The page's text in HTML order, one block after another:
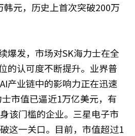
韩元，历史上首次突破200万
爆发，市场对SK海力士在全
的认可度不断提升。业界普
产业链中的影响力正在迅速
市值已逼近1万亿美元，有
该门槛的企业。三星电子市
这一关口。目前，市值超过1